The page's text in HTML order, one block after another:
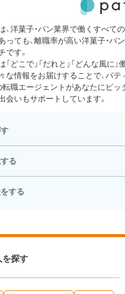
、洋菓子・パン業界で働くすべて
っても、離職率が高い洋菓子・パ
です。
どこで」「だれと」「どんな風
な情報をお届けすることで、パテ
転職エージェントがあなたにピッ
会いもサポートしています。
る
する
を探す